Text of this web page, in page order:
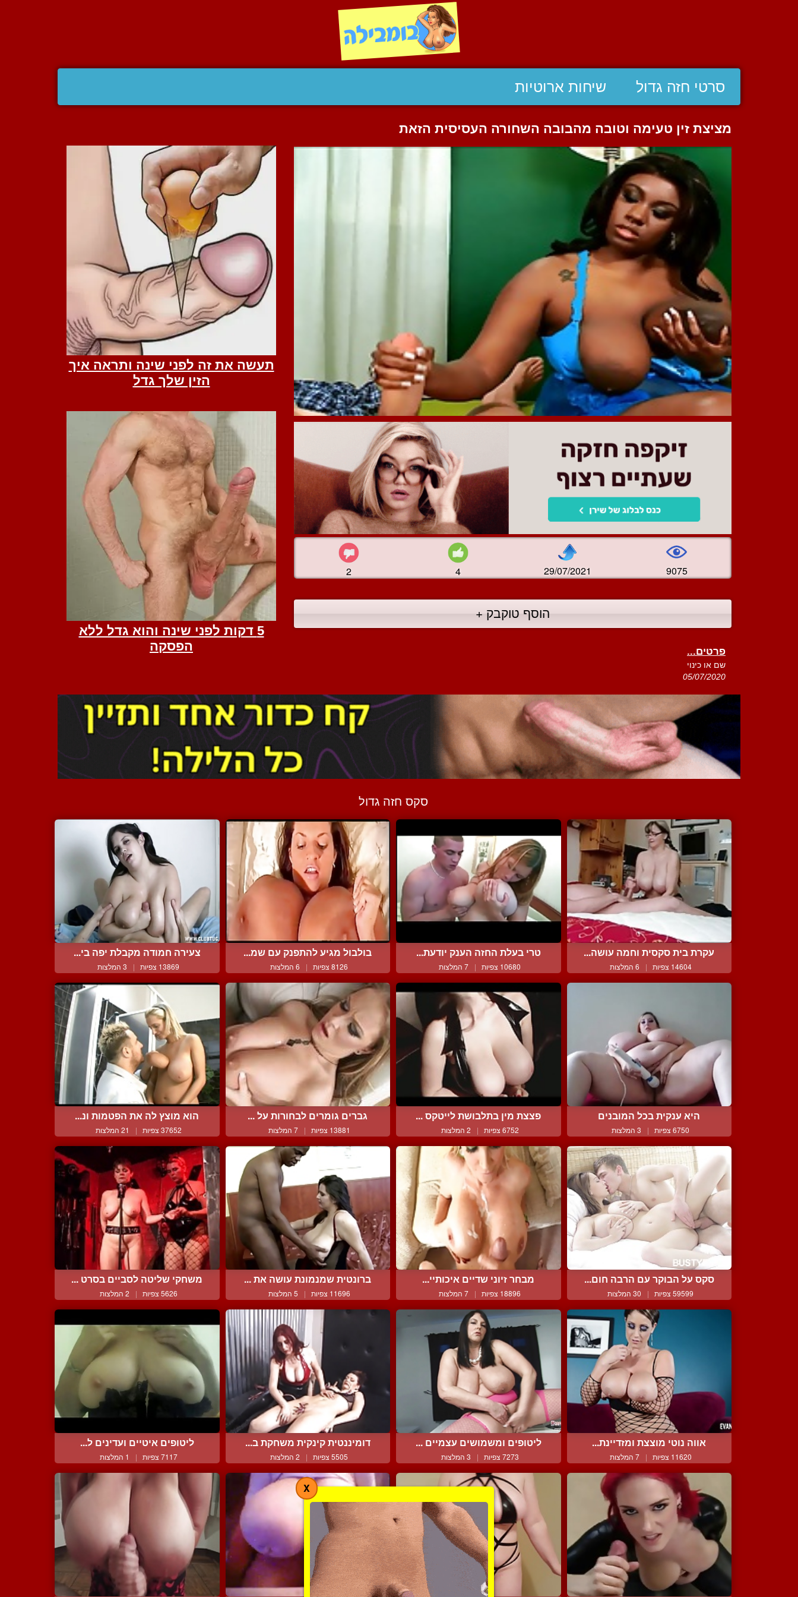
סרטי חזה גדול שיחות ארוטיות
מציצת זין טעימה וטובה מהבובה השחורה העסיסית הזאת
2 4 29/07/2021 9075
הוסף טוקבק +
פרטים...
שם או כינוי
05/07/2020
סקס חזה גדול
עקרת בית סקסית וחמה עושה...
14604 צפיות | 6 המלצות
טרי בעלת החזה הענק יודעת...
10680 צפיות | 7 המלצות
בולבול מגיע להתפנק עם שמ...
8126 צפיות | 6 המלצות
צעירה חמודה מקבלת יפה בי...
13869 צפיות | 3 המלצות
היא ענקית בכל המובנים
6750 צפיות | 3 המלצות
פצצת מין בתלבושת לייטקס ...
6752 צפיות | 2 המלצות
גברים גומרים לבחורות על ...
13881 צפיות | 7 המלצות
הוא מוצץ לה את הפטמות ונ...
37652 צפיות | 21 המלצות
סקס על הבוקר עם הרבה חום...
59599 צפיות | 30 המלצות
מבחר זיוני שדיים איכותיי...
18896 צפיות | 7 המלצות
ברונטית שמנמונת עושה את ...
11696 צפיות | 5 המלצות
משחקי שליטה לסביים בסרט ...
5626 צפיות | 2 המלצות
אווה נוטי מוצצת ומזדיינת...
11620 צפיות | 7 המלצות
ליטופים ומשמושים עצמיים ...
7273 צפיות | 3 המלצות
דומיננטית קינקית משחקת ב...
5505 צפיות | 2 המלצות
ליטופים איטיים ועדינים ל...
7117 צפיות | 1 המלצות
X